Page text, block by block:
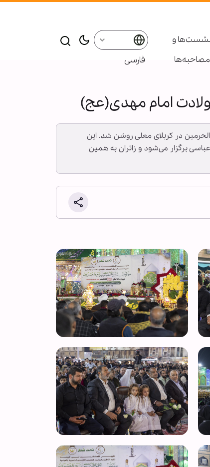
و
مصاحبه‌ها
فارسی
چهارمین جشنواره شمع در بین الحرمین در کربلای معلی روشن شد. این
برگزار می‌شود و زائران به همین